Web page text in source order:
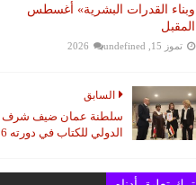
وبناء القدرات البشرية» أغسطس
المقبل
تموز 15, 2026 undefined
السابق
سلطنة عمان ضيف شرف
الدولي للكتاب في دورته 56